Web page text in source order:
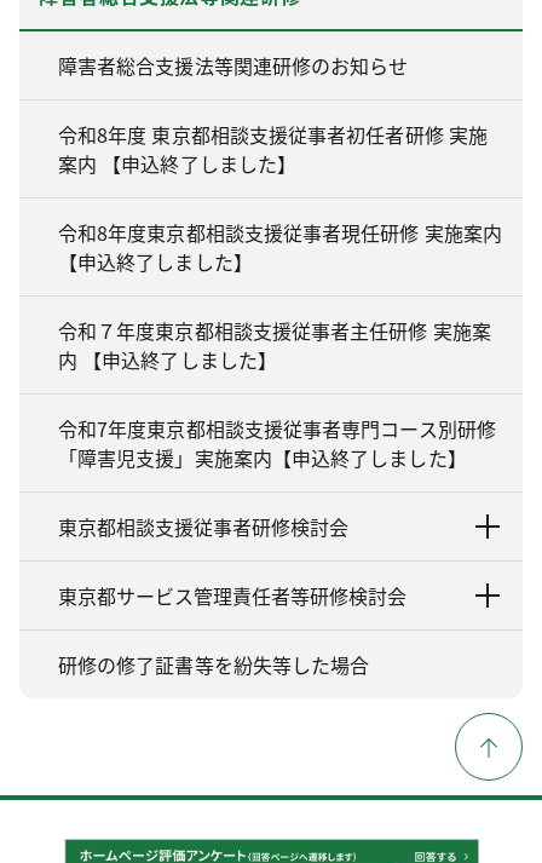
障害者総合支援法等関連研修のお知らせ
令和8年度 東京都相談支援従事者初任者研修 実施
案内 【申込終了しました】
令和8年度東京都相談支援従事者現任研修 実施案内
【申込終了しました】
令和７年度東京都相談支援従事者主任研修 実施案
内 【申込終了しました】
令和7年度東京都相談支援従事者専門コース別研修
「障害児支援」実施案内【申込終了しました】
東京都相談支援従事者研修検討会
東京都サービス管理責任者等研修検討会
研修の修了証書等を紛失等した場合